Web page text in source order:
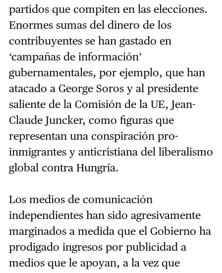
partidos que compiten en las elecciones.
Enormes sumas del dinero de los
contribuyentes se han gastado en
‘campañas de información’
gubernamentales, por ejemplo, que han
atacado a George Soros y al presidente
saliente de la Comisión de la UE, Jean-
Claude Juncker, como figuras que
representan una conspiración pro-
inmigrantes y anticristiana del liberalismo
global contra Hungría.
Los medios de comunicación
independientes han sido agresivamente
marginados a medida que el Gobierno ha
prodigado ingresos por publicidad a
medios que le apoyan, a la vez que